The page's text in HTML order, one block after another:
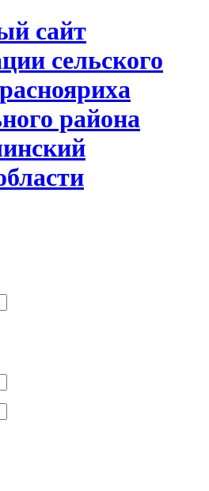
сайт
сельского
района